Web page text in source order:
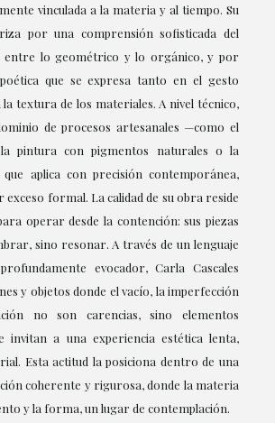
vinculada a la materia y al tiempo. Su
por una comprensión sofisticada del
entre lo geométrico y lo orgánico, y por
que se expresa tanto en el gesto
textura de los materiales. A nivel técnico,
de procesos artesanales —como el
pintura con pigmentos naturales o la
aplica con precisión contemporánea,
exceso formal. La calidad de su obra reside
operar desde la contención: sus piezas
sino resonar. A través de un lenguaje
evocador, Carla Cascales
y objetos donde el vacío, la imperfección
no son carencias, sino elementos
invitan a una experiencia estética lenta,
Esta actitud la posiciona dentro de una
coherente y rigurosa, donde la materia
y la forma, un lugar de contemplación.